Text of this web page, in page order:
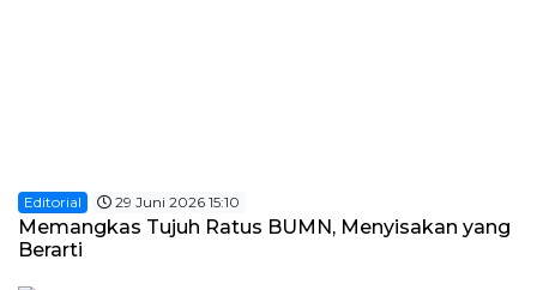
Editorial 29 Juni 2026 15:10
Memangkas Tujuh Ratus BUMN, Menyisakan yang
Berarti